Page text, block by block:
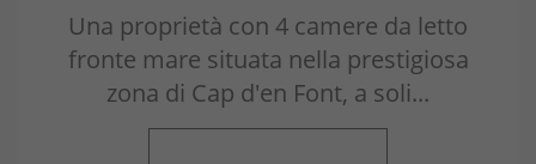
Una proprietà con 4 camere da letto
fronte mare situata nella prestigiosa
zona di Cap d'en Font, a soli...